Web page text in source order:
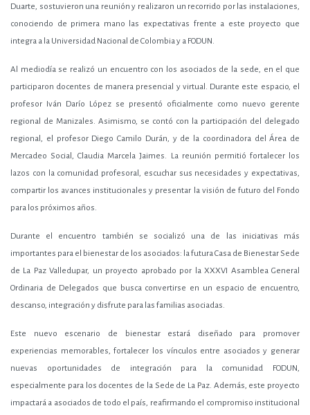
Duarte, sostuvieron una reunión y realizaron un recorrido por las instalaciones,
conociendo de primera mano las expectativas frente a este proyecto que
integra a la Universidad Nacional de Colombia y a FODUN.
Al mediodía se realizó un encuentro con los asociados de la sede, en el que
participaron docentes de manera presencial y virtual. Durante este espacio, el
profesor Iván Darío López se presentó oficialmente como nuevo gerente
regional de Manizales. Asimismo, se contó con la participación del delegado
regional, el profesor Diego Camilo Durán, y de la coordinadora del Área de
Mercadeo Social, Claudia Marcela Jaimes. La reunión permitió fortalecer los
lazos con la comunidad profesoral, escuchar sus necesidades y expectativas,
compartir los avances institucionales y presentar la visión de futuro del Fondo
para los próximos años.
Durante el encuentro también se socializó una de las iniciativas más
importantes para el bienestar de los asociados: la futura Casa de Bienestar Sede
de La Paz Valledupar, un proyecto aprobado por la XXXVI Asamblea General
Ordinaria de Delegados que busca convertirse en un espacio de encuentro,
descanso, integración y disfrute para las familias asociadas.
Este nuevo escenario de bienestar estará diseñado para promover
experiencias memorables, fortalecer los vínculos entre asociados y generar
nuevas oportunidades de integración para la comunidad FODUN,
especialmente para los docentes de la Sede de La Paz. Además, este proyecto
impactará a asociados de todo el país, reafirmando el compromiso institucional